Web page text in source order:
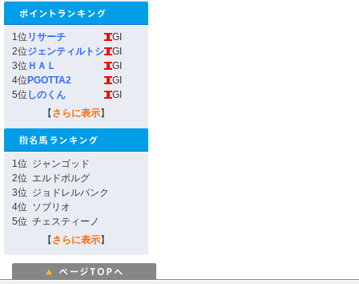
1位 リサーチ
GI
2位ジェンティルトシ
GI
3位 ＨＡＬ
GI
4位 PGOTTA2
GI
5位 しのくん
GI
【 さらに表示】
1位 ジャンゴッド
2位 エルドボルグ
3位 ジョドレルバンク
4位 ソブリオ
5位 チェスティーノ
【 さらに表示】